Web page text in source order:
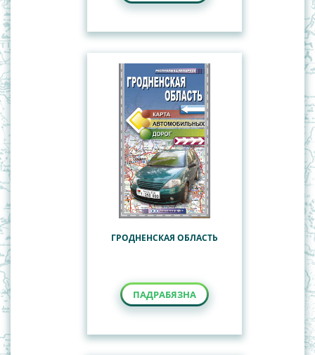
ГРОДНЕНСКАЯ ОБЛАСТЬ
ПАДРАБЯЗНА